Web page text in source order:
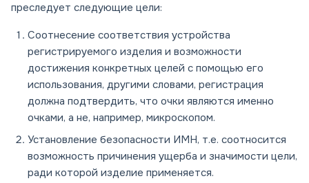
преследует следующие цели:
Соотнесение соответствия устройства
регистрируемого изделия и возможности
достижения конкретных целей с помощью его
использования, другими словами, регистрация
должна подтвердить, что очки являются именно
очками, а не, например, микроскопом.
Установление безопасности ИМН, т.е. соотносится
возможность причинения ущерба и значимости цели,
ради которой изделие применяется.